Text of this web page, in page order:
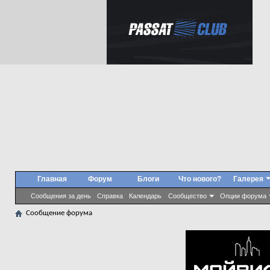
Главная Форум
Сообщения за день Справка Календарь Сообщество Опции форума
Блоги Что нового? Галерея
Сообщение форума